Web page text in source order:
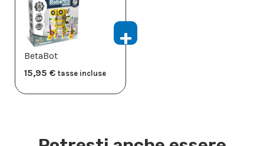
BetaBot
15,95 € tasse incluse